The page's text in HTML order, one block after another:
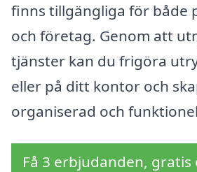
finns tillgängliga för både
och företag. Genom att
tjänster kan du frigöra
eller på ditt kontor och
organiserad och
Få 3 erbjudanden, gratis